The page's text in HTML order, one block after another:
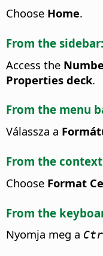
Choose Home.
From the sidebar:
Access the
Properties deck.
From the menu
Válassza a
From the
Choose Format
From the
Nyomja meg a